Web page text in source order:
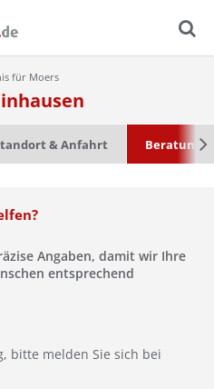
für Moers
& Anfahrt Beratung
Angaben, damit wir Ihre
entsprechend
bitte melden Sie sich bei